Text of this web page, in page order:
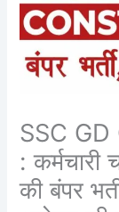
SSC
:
की बंपर